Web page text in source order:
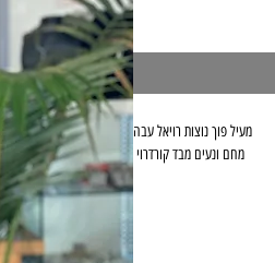
מחם ונעים מבד קורדרוי